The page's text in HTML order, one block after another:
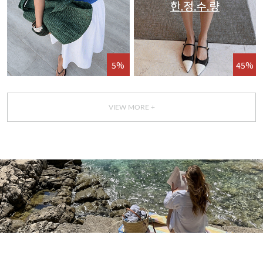
5% 45%
VIEW MORE +
MADE by NANING9